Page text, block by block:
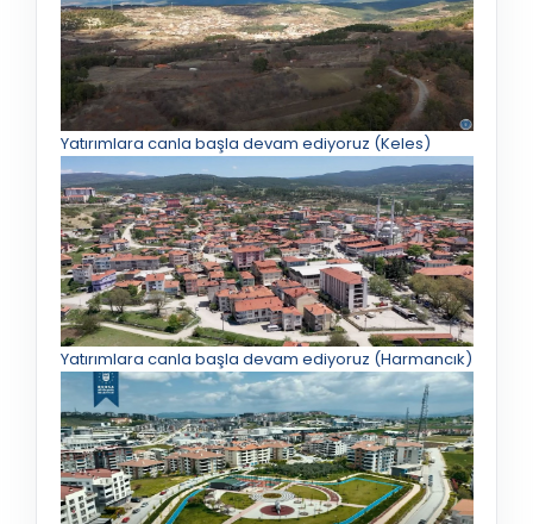
Yatırımlara canla başla devam ediyoruz (Keles)
Yatırımlara canla başla devam ediyoruz (Harmancık)